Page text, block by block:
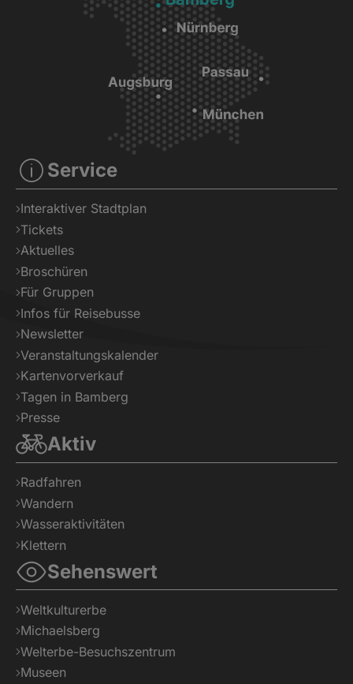
Service
Interaktiver Stadtplan
Tickets
Aktuelles
Broschüren
Für Gruppen
Infos für Reisebusse
Newsletter
Veranstaltungskalender
Kartenvorverkauf
Tagen in Bamberg
Presse
Aktiv
Radfahren
Wandern
Wasseraktivitäten
Klettern
Sehenswert
Weltkulturerbe
Michaelsberg
Welterbe-Besuchszentrum
Museen